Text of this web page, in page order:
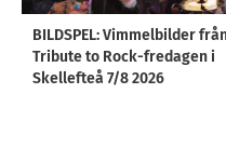
BILDSPEL: Vimmelbilder
Tribute to Rock-fredagen i
Skellefteå 7/8 2026